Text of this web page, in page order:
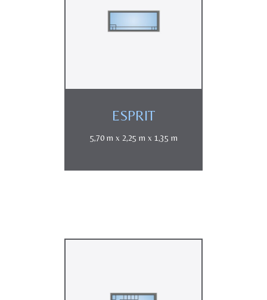
ESPRIT
5,70 m x 2,25 m x 1,35 m